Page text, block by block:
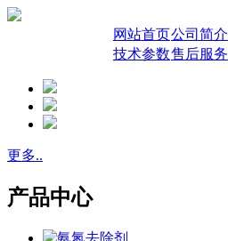
网站首页公司简介
技术参数售后服务
更多..
产品中心